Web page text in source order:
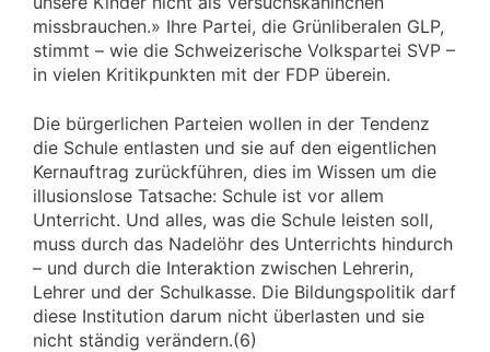
missbrauchen.» Ihre Partei, die Grünliberalen GLP,
stimmt – wie die Schweizerische Volkspartei SVP –
in vielen Kritikpunkten mit der FDP überein.
Die bürgerlichen Parteien wollen in der Tendenz
die Schule entlasten und sie auf den eigentlichen
Kernauftrag zurückführen, dies im Wissen um die
illusionslose Tatsache: Schule ist vor allem
Unterricht. Und alles, was die Schule leisten soll,
muss durch das Nadelöhr des Unterrichts hindurch
– und durch die Interaktion zwischen Lehrerin,
Lehrer und der Schulkasse. Die Bildungspolitik darf
diese Institution darum nicht überlasten und sie
nicht ständig verändern.(6)